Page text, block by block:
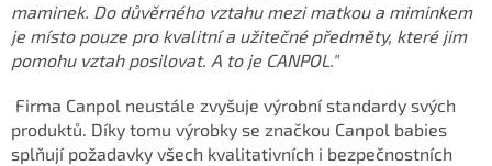
maminek. Do důvěrného vztahu mezi matkou a miminkem
je místo pouze pro kvalitní a užitečné předměty, které jim
pomohu vztah posilovat. A to je CANPOL."
Firma Canpol neustále zvyšuje výrobní standardy svých
produktů. Díky tomu výrobky se značkou Canpol babies
splňují požadavky všech kvalitativních i bezpečnostních